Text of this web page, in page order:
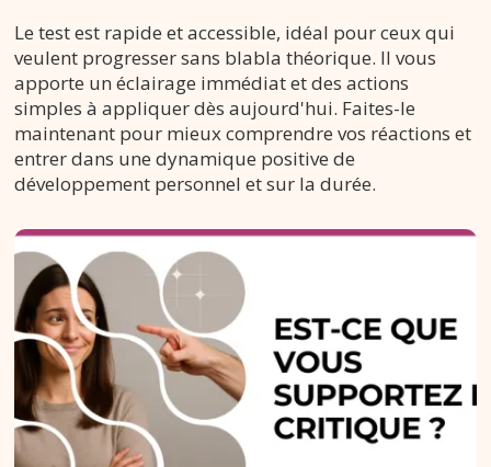
Le test est rapide et accessible, idéal pour ceux qui
veulent progresser sans blabla théorique. Il vous
apporte un éclairage immédiat et des actions
simples à appliquer dès aujourd'hui. Faites-le
maintenant pour mieux comprendre vos réactions et
entrer dans une dynamique positive de
développement personnel et sur la durée.